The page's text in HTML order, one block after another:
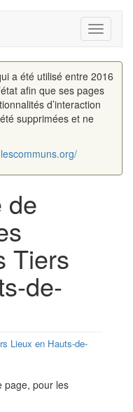
Toggle
a été utilisé entre 2016
afin que ses pages
d’interaction
supprimées et ne
de
Tiers
de-
Lieux en Hauts-de-
page, pour les